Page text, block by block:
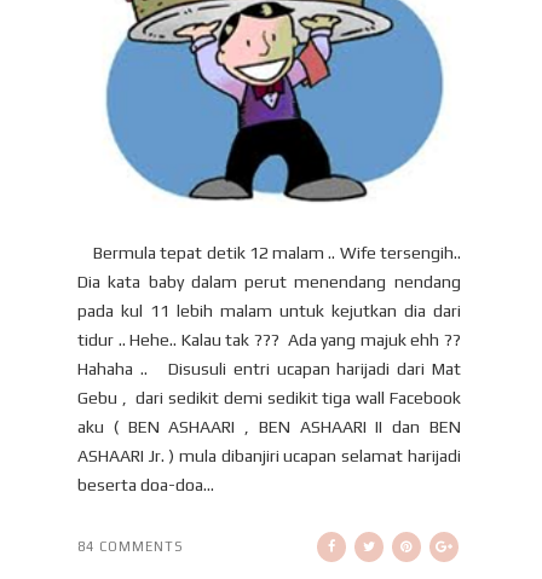
Bermula tepat detik 12 malam .. Wife tersengih..
Dia kata baby dalam perut menendang nendang
pada kul 11 lebih malam untuk kejutkan dia dari
tidur .. Hehe.. Kalau tak ??? Ada yang majuk ehh ??
Hahaha .. Disusuli entri ucapan harijadi dari Mat
Gebu , dari sedikit demi sedikit tiga wall Facebook
aku ( BEN ASHAARI , BEN ASHAARI II dan BEN
ASHAARI Jr. ) mula dibanjiri ucapan selamat harijadi
beserta doa-doa...
84 COMMENTS